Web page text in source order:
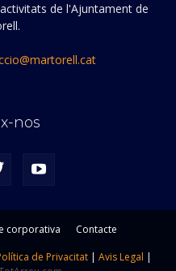
de l'Ajuntament de
nos
corporativa
Contacte
de Privacitat | Avis Legal |